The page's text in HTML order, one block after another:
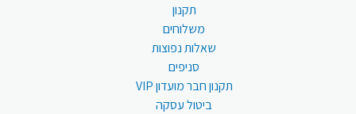
תקנון
משלוחים
שאלות נפוצות
סניפים
תקנון חבר מועדון VIP
ביטול עסקה